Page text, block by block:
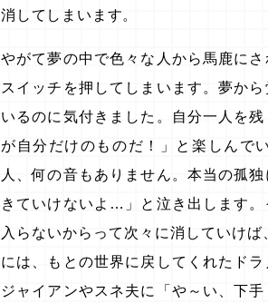
消してしまいます。
やがて夢の中で色々な人から馬鹿に
スイッチを押してしまいます。夢か
いるのに気付きました。自分一人を
が自分だけのものだ！」と楽しんで
人、何の音もありません。本当の孤
きていけないよ…」と泣き出します
入らないからって次々に消していけ
には、もとの世界に戻してくれたド
ジャイアンやスネ夫に「や～い、下